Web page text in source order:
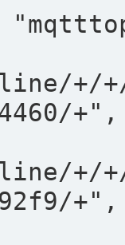
+/
+",
+/
+",